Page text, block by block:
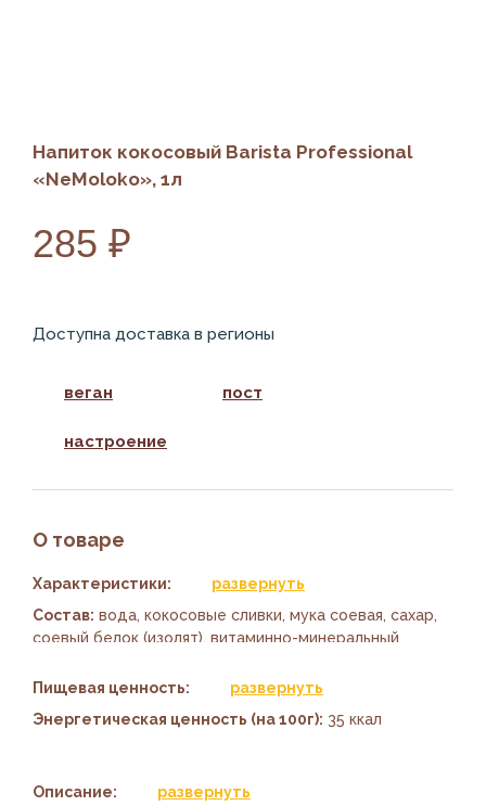
Напиток кокосовый Barista Professional
«NeMoloko», 1л
285 ₽
Доступна доставка в регионы
веган пост
настроение
О товаре
Характеристики:
развернуть
Состав: вода, кокосовые сливки, мука соевая, сахар,
соевый белок (изолят), витаминно-минеральный
кальций (трикальций фосфат), кальция карбонат),
стабилизатор - каррагинан.
Страна-изготовитель:Россия
Пищевая ценность:
развернуть
Энергетическая ценность (на 100г): 35 ккал
Углеводы:
Описание:
развернуть